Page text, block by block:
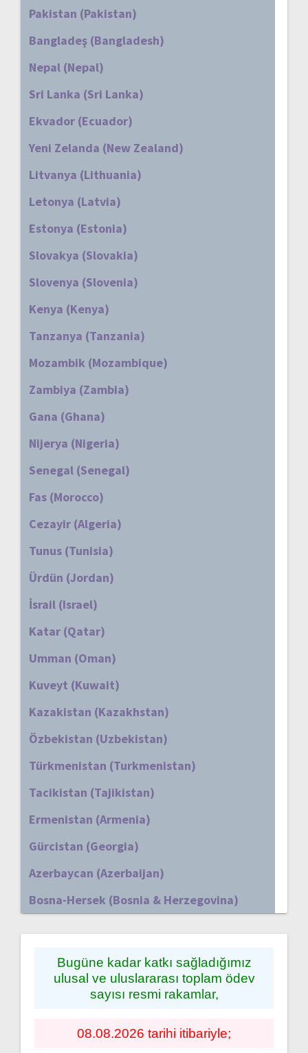
Pakistan (Pakistan)
Bangladeş (Bangladesh)
Nepal (Nepal)
Sri Lanka (Sri Lanka)
Ekvador (Ecuador)
Yeni Zelanda (New Zealand)
Litvanya (Lithuania)
Letonya (Latvia)
Estonya (Estonia)
Slovakya (Slovakia)
Slovenya (Slovenia)
Kenya (Kenya)
Tanzanya (Tanzania)
Mozambik (Mozambique)
Zambiya (Zambia)
Gana (Ghana)
Nijerya (Nigeria)
Senegal (Senegal)
Fas (Morocco)
Cezayir (Algeria)
Tunus (Tunisia)
Ürdün (Jordan)
İsrail (Israel)
Katar (Qatar)
Umman (Oman)
Kuveyt (Kuwait)
Kazakistan (Kazakhstan)
Özbekistan (Uzbekistan)
Türkmenistan (Turkmenistan)
Tacikistan (Tajikistan)
Ermenistan (Armenia)
Gürcistan (Georgia)
Azerbaycan (Azerbaijan)
Bosna-Hersek (Bosnia & Herzegovina)
Bugüne kadar katkı sağladığımız
ulusal ve uluslararası toplam ödev
sayısı resmi rakamlar,
08.08.2026 tarihi itibariyle;